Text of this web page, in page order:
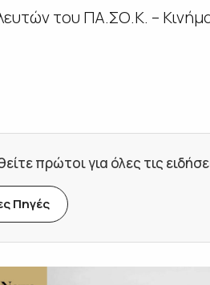
του ΠΑ.ΣΟ.Κ. –
πρώτοι για όλες τις
Πηγές